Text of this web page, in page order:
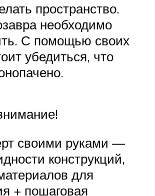
пространство.
необходимо
С помощью своих
убедиться, что
своими руками —
конструкций,
для
+ пошаговая